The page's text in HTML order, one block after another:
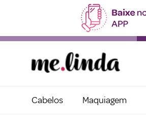
Cabelos Maquiagem